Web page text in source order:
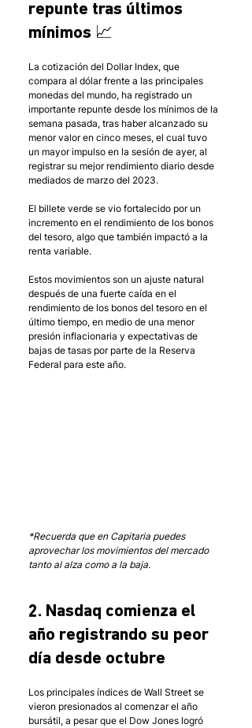
repunte tras últimos
mínimos 📈
La cotización del Dollar Index, que
compara al dólar frente a las principales
monedas del mundo, ha registrado un
importante repunte desde los mínimos de la
semana pasada, tras haber alcanzado su
menor valor en cinco meses, el cual tuvo
un mayor impulso en la sesión de ayer, al
registrar su mejor rendimiento diario desde
mediados de marzo del 2023.
El billete verde se vio fortalecido por un
incremento en el rendimiento de los bonos
del tesoro, algo que también impactó a la
renta variable.
Estos movimientos son un ajuste natural
después de una fuerte caída en el
rendimiento de los bonos del tesoro en el
último tiempo, en medio de una menor
presión inflacionaria y expectativas de
bajas de tasas por parte de la Reserva
Federal para este año.
*Recuerda que en Capitaria puedes
aprovechar los movimientos del mercado
tanto al alza como a la baja.
2. Nasdaq comienza el
año registrando su peor
día desde octubre
Los principales índices de Wall Street se
vieron presionados al comenzar el año
bursátil, a pesar que el Dow Jones logró